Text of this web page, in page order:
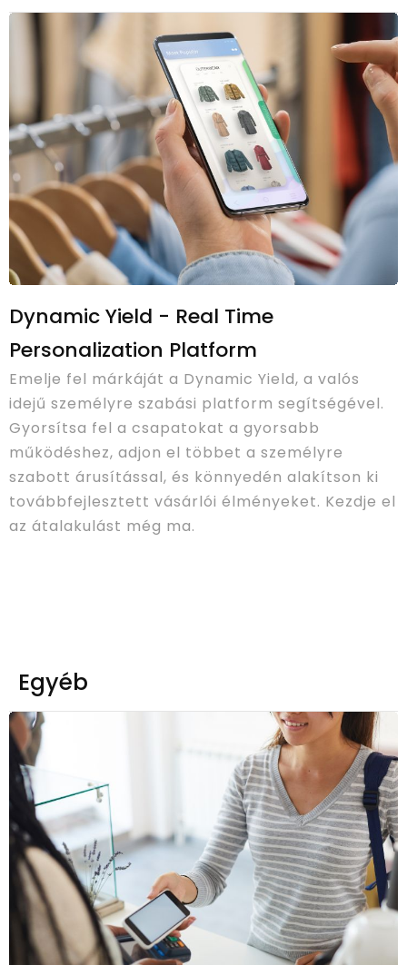
Dynamic Yield - Real Time
Personalization Platform
Emelje fel márkáját a Dynamic Yield, a valós
idejű személyre szabási platform segítségével.
Gyorsítsa fel a csapatokat a gyorsabb
működéshez, adjon el többet a személyre
szabott árusítással, és könnyedén alakítson ki
továbbfejlesztett vásárlói élményeket. Kezdje el
az átalakulást még ma.
Egyéb